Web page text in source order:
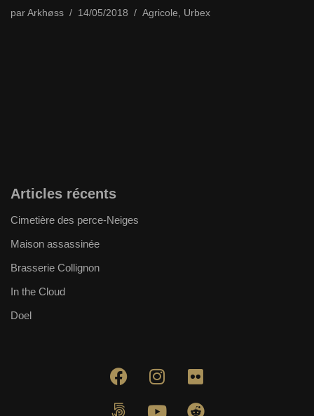
par Arkhøss 14/05/2018 Agricole Urbex
Articles récents
Cimetière des perce-Neiges
Maison assassinée
Brasserie Collignon
In the Cloud
Doel